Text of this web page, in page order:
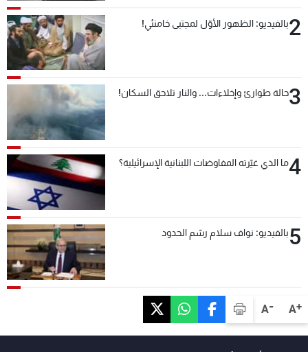
A+
A-
2بالفيديو: الظهور الأوّل لمجتبى خامنئي!
3حالة طوارئ وإخلاءات... والنار تلاحق السكان!
4ما الذي غيّرته المفاوضات اللبنانية الإسرائيلية؟
5بالفيديو: نواف سلام رسّم الحدود